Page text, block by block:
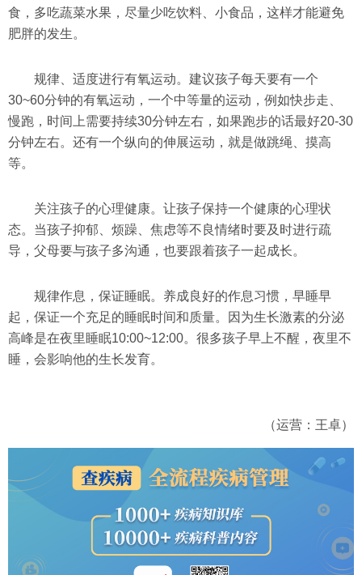
食，多吃蔬菜水果，尽量少吃饮料、小食品，这样才能避免
肥胖的发生。
规律、适度进行有氧运动。建议孩子每天要有一个
30~60分钟的有氧运动，一个中等量的运动，例如快步走、
慢跑，时间上需要持续30分钟左右，如果跑步的话最好20-30
分钟左右。还有一个纵向的伸展运动，就是做跳绳、摸高
等。
关注孩子的心理健康。让孩子保持一个健康的心理状
态。当孩子抑郁、烦躁、焦虑等不良情绪时要及时进行疏
导，父母要与孩子多沟通，也要跟着孩子一起成长。
规律作息，保证睡眠。养成良好的作息习惯，早睡早
起，保证一个充足的睡眠时间和质量。因为生长激素的分泌
高峰是在夜里睡眠10:00~12:00。很多孩子早上不醒，夜里不
睡，会影响他的生长发育。
（运营：王卓）